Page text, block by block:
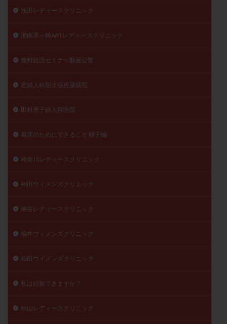
浅田レディースクリニック
湘南茅ヶ崎ARTレディースクリニック
無料妊活セミナー動画公開
産婦人科舘出張佐藤病院
田村秀子婦人科医院
着床のためにできること 卵子編
神奈川レディースクリニック
神田ウィメンズクリニック
神谷レディースクリニック
福井ウィメンズクリニック
福田ウイメンズクリニック
私は妊娠できますか？
秋山レディースクリニック